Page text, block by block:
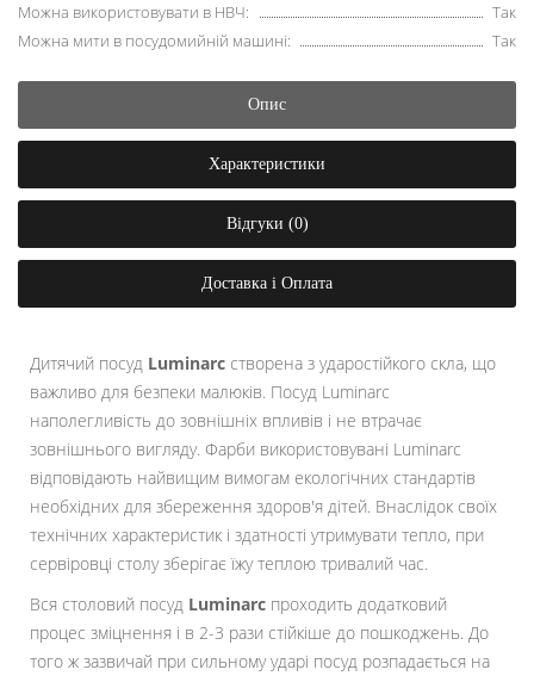
Можна використовувати в НВЧ:
Так
Можна мити в посудомийній машині:
Так
Опис
Характеристики
Відгуки (0)
Доставка і Оплата
Дитячий посуд Luminarc створена з ударостійкого скла, що
важливо для безпеки малюків. Посуд Luminarc
наполегливість до зовнішніх впливів і не втрачає
зовнішнього вигляду. Фарби використовувані Luminarc
відповідають найвищим вимогам екологічних стандартів
необхідних для збереження здоров'я дітей. Внаслідок своїх
технічних характеристик і здатності утримувати тепло, при
сервіровці столу зберігає їжу теплою тривалий час.
Вся столовий посуд Luminarc проходить додатковий
процес зміцнення і в 2-3 рази стійкіше до пошкоджень. До
того ж зазвичай при сильному ударі посуд розпадається на